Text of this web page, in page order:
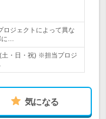
ジェクトによって異な
…
土・日・祝) ※担当プロジ
気になる